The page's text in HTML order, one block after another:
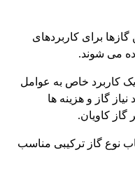
گازها برای کاربردهای
می شوند.
یک کاربرد خاص به عوامل
گاز و هزینه ها
گاز کاویان.
نوع گاز ترکیبی مناسب